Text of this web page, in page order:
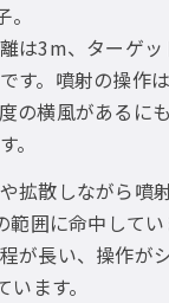
は3m、ターゲ
す。噴射の操作
の横風があるに
。
拡散しながら噴
囲に命中して
が長い、操作が
ます。